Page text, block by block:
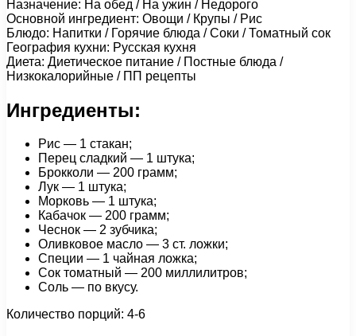
Назначение: На обед / На ужин / Недорого
Основной ингредиент: Овощи / Крупы / Рис
Блюдо: Напитки / Горячие блюда / Соки / Томатный сок
География кухни: Русская кухня
Диета: Диетическое питание / Постные блюда /
Низкокалорийные / ПП рецепты
Ингредиенты:
Рис — 1 стакан;
Перец сладкий — 1 штука;
Брокколи — 200 грамм;
Лук — 1 штука;
Морковь — 1 штука;
Кабачок — 200 грамм;
Чеснок — 2 зубчика;
Оливковое масло — 3 ст. ложки;
Специи — 1 чайная ложка;
Сок томатный — 200 миллилитров;
Соль — по вкусу.
Количество порций: 4-6